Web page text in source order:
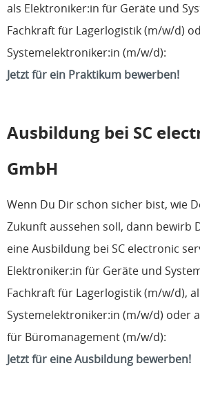
als Elektroniker:in für Geräte und
Fachkraft für Lagerlogistik (m/w/d)
Systemelektroniker:in (m/w/d):
Jetzt für ein Praktikum bewerben!
Ausbildung bei SC
GmbH
Wenn Du Dir schon sicher bist, wie
Zukunft aussehen soll, dann bewirb
eine Ausbildung bei SC electronic
Elektroniker:in für Geräte und
Fachkraft für Lagerlogistik (m/w/d),
Systemelektroniker:in (m/w/d) oder
für Büromanagement (m/w/d):
Jetzt für eine Ausbildung bewerben!